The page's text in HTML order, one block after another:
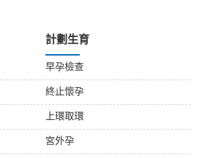
計劃生育
早孕檢查
終止懷孕
上環取環
宮外孕